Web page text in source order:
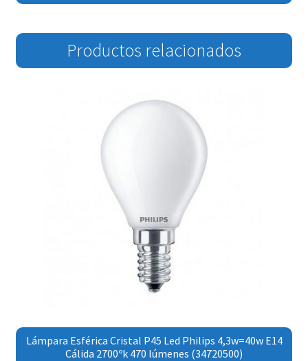
Productos relacionados
Lámpara Esférica Cristal P45 Led Philips 4,3w=40w E14
Cálida 2700ºk 470 lúmenes (34720500)